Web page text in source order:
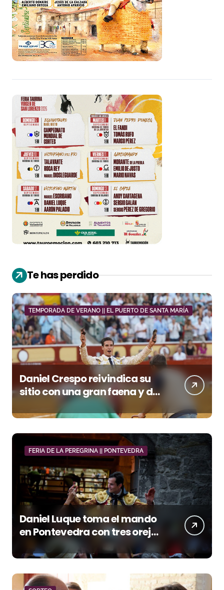
Te has perdido
TEMPORADA DE VERANO || EL PUERTO DE SANTA MARÍA
Daniel Crespo reivindica su
sitio con una gran faena y dos
FERIA DE LA PEREGRINA || PONTEVEDRA
Daniel Luque toma el mando
en Pontevedra con tres orejas
y una Puerta Grande de peso